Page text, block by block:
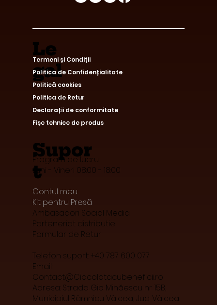
Le
gal
Supor
t
Program de lucru:
Luni - Vineri 08:00 - 18:00
Contul meu
Kit pentru Presă
Ambasadori Social Media
Parteneriat distributie
Formular de Retur
Telefon suport: +40 787 600 077
Email:
Contact@Ciocolatacubeneficii.ro
Adresa: Strada Gib Mihăescu nr 15B,
Municipiul Râmnicu Vâlcea, Jud. Vâlcea
Termeni și Condiții
Politica de Confidențialitate
Politică cookies
Politica de Retur
Declarații de conformitate
Fișe tehnice de produs